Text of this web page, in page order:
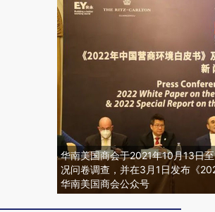
华南美国商会于2021年10月13日
况问卷调查，并在3月1日发布《
华南美国商会公众号